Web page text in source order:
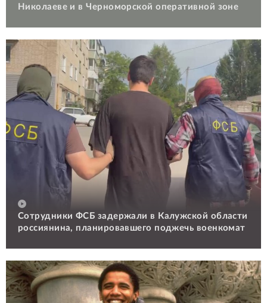
Николаеве и в Черноморской оперативной зоне
Сотрудники ФСБ задержали в Калужской области
россиянина, планировавшего поджечь военкомат